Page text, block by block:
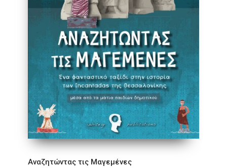
Αναζητώντας τις Μαγεμένες